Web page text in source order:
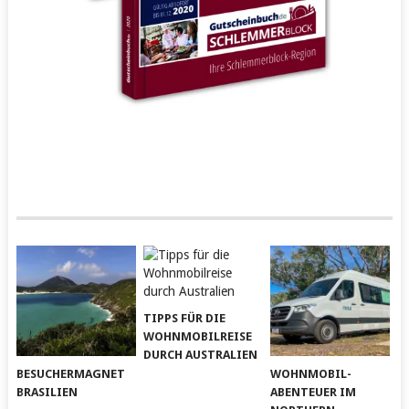
BESUCHERMAGNET
BRASILIEN
TIPPS FÜR DIE
WOHNMOBILREISE
DURCH AUSTRALIEN
WOHNMOBIL-
ABENTEUER IM